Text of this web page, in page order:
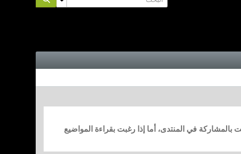
بالمشاركة في المنتدى، أما إذا رغبت بقراءة المواضيع